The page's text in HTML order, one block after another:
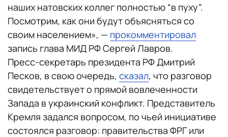
наших натовских коллег полностью “в пуху”.
Посмотрим, как они будут объясняться со
своим населением», — прокомментировал
запись глава МИД РФ Сергей Лавров.
Пресс-секретарь президента РФ Дмитрий
Песков, в свою очередь, сказал, что разговор
свидетельствует о прямой вовлеченности
Запада в украинский конфликт. Представитель
Кремля задался вопросом, по чьей инициативе
состоялся разговор: правительства ФРГ или